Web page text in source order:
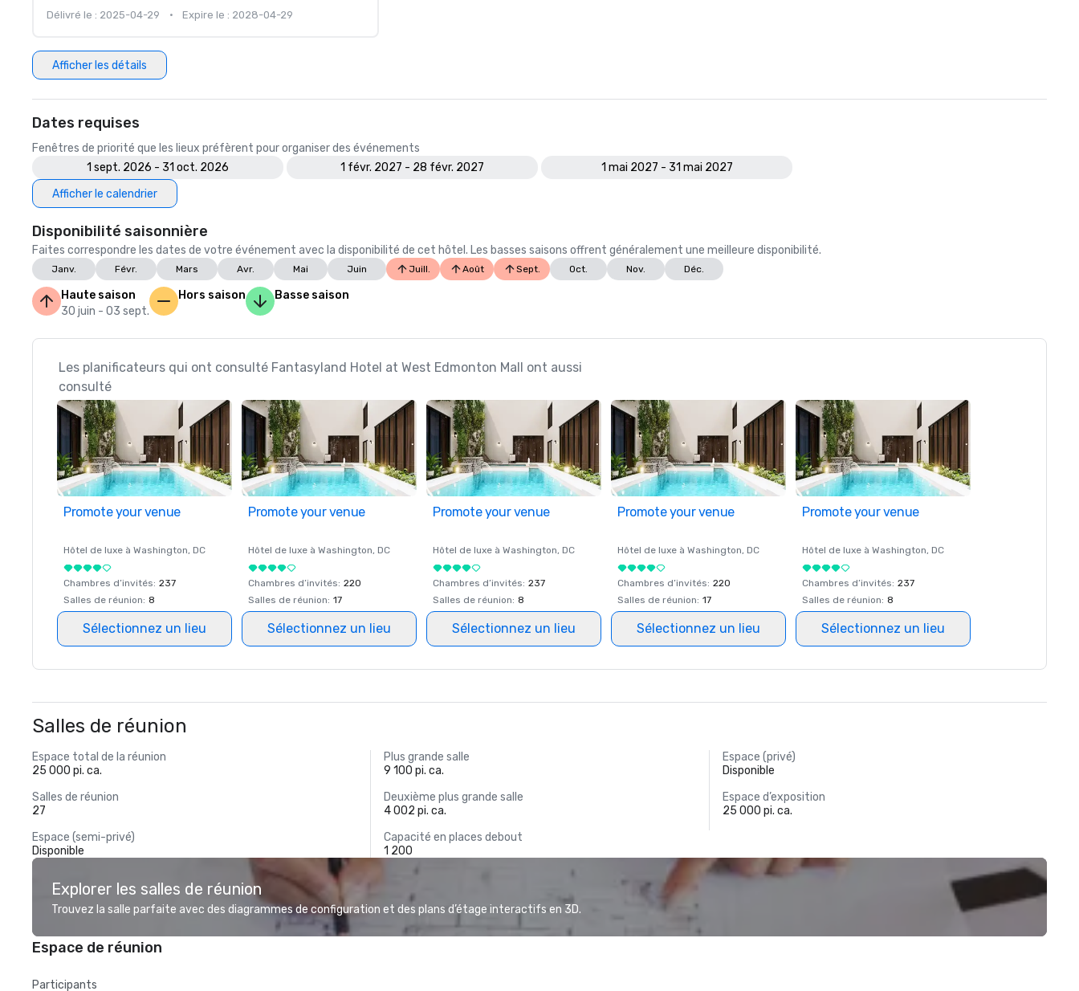
Délivré le : 2025-04-29
• Expire le : 2028-04-29
Afficher les détails
Dates requises
Fenêtres de priorité que les lieux préfèrent pour organiser des événements
1 sept. 2026 - 31 oct. 2026
1 févr. 2027 - 28 févr. 2027
1 mai 2027 - 31 mai 2027
Afficher le calendrier
Disponibilité saisonnière
Faites correspondre les dates de votre événement avec la disponibilité de cet hôtel. Les basses saisons offrent généralement une meilleure disponibilité.
Janv. Févr. Mars Avr. Mai Juin Juill. Août Sept. Oct. Nov. Déc.
Haute saison
30 juin - 03 sept.
Hors saison Basse saison
Les planificateurs qui ont consulté Fantasyland Hotel at West Edmonton Mall ont aussi
consulté
Promote your venue
Hôtel de luxe à Washington, DC
Chambres d’invités: 237
Salles de réunion: 8
Sélectionnez un lieu
Promote your venue
Hôtel de luxe à Washington, DC
Chambres d’invités: 220
Salles de réunion: 17
Sélectionnez un lieu
Promote your venue
Hôtel de luxe à Washington, DC
Chambres d’invités: 237
Salles de réunion: 8
Sélectionnez un lieu
Promote your venue
Hôtel de luxe à Washington, DC
Chambres d’invités: 220
Salles de réunion: 17
Sélectionnez un lieu
Promote your venue
Hôtel de luxe à Washington, DC
Chambres d’invités: 237
Salles de réunion: 8
Sélectionnez un lieu
Salles de réunion
Espace total de la réunion
25 000 pi. ca.
Plus grande salle
9 100 pi. ca.
Espace (privé)
Disponible
Salles de réunion
27
Deuxième plus grande salle
4 002 pi. ca.
Espace d’exposition
25 000 pi. ca.
Espace (semi-privé)
Disponible
Capacité en places debout
1 200
Explorer les salles de réunion
Trouvez la salle parfaite avec des diagrammes de configuration et des plans d’étage interactifs en 3D.
Espace de réunion
Participants